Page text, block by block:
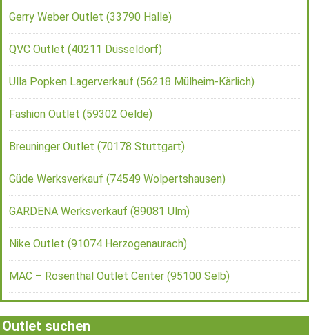
Gerry Weber Outlet (33790 Halle)
QVC Outlet (40211 Düsseldorf)
Ulla Popken Lagerverkauf (56218 Mülheim-Kärlich)
Fashion Outlet (59302 Oelde)
Breuninger Outlet (70178 Stuttgart)
Güde Werksverkauf (74549 Wolpertshausen)
GARDENA Werksverkauf (89081 Ulm)
Nike Outlet (91074 Herzogenaurach)
MAC – Rosenthal Outlet Center (95100 Selb)
Outlet suchen